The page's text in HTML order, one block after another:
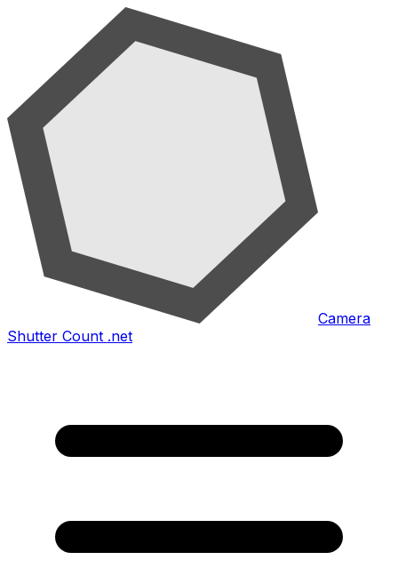
Camera
Shutter Count .net